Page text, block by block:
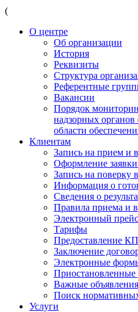
(
О центре
Об организации
История
Реквизиты
Структура
Референтные
Вакансии
Порядок
надзорных
области
Клиентам
Запись на прием и
Оформление
Запись на поверку
Информация о
Сведения о
Правила приема и
Электронный
Тарифы
Предоставление КП
Заключение
Электронные
Приостановленные
Важные объявления
Поиск
Услуги